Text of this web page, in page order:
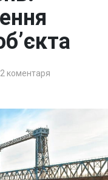
2 коментаря